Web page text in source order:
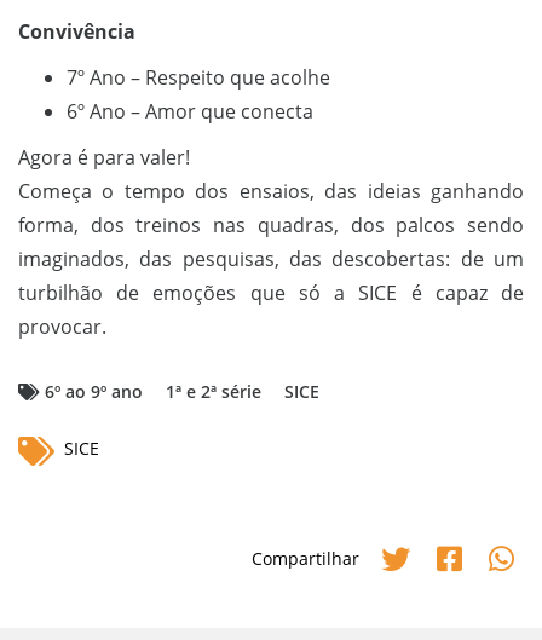
Convivência
7º Ano – Respeito que acolhe
6º Ano – Amor que conecta
Agora é para valer!
Começa o tempo dos ensaios, das ideias ganhando
forma, dos treinos nas quadras, dos palcos sendo
imaginados, das pesquisas, das descobertas: de um
turbilhão de emoções que só a SICE é capaz de
provocar.
6º ao 9º ano 1ª e 2ª série SICE
SICE
Compartilhar